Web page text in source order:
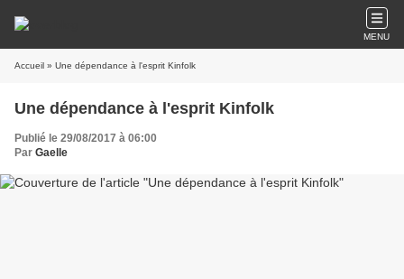
MENU
Accueil » Une dépendance à l'esprit Kinfolk
Une dépendance à l'esprit Kinfolk
Publié le 29/08/2017 à 06:00
Par Gaelle